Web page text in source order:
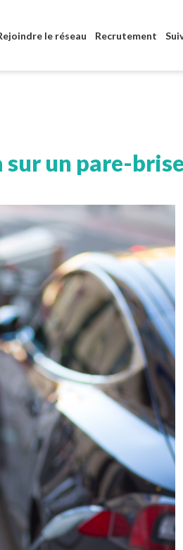
le réseau Recrutement
sur un pare-brise